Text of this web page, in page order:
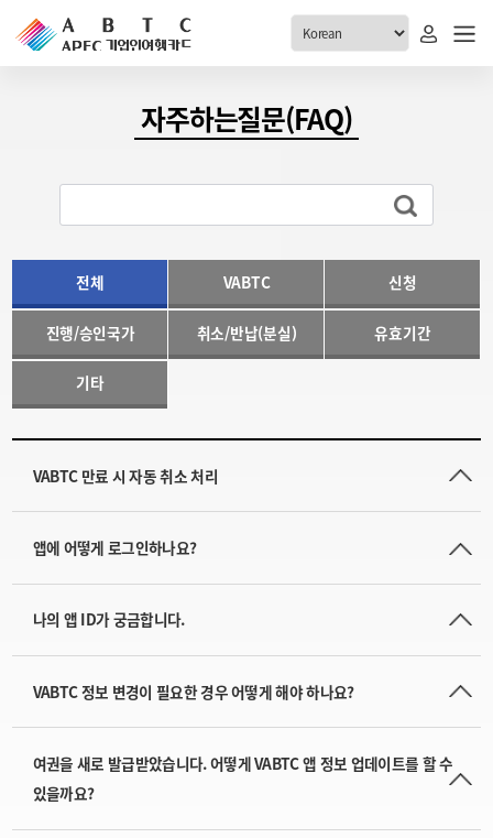
ABTC 전체메뉴
발급 자격요건
신규발급 안내
재발급 안내
취소/반납 안내
취소
고객센터
공지사항
자주하는질문(FAQ)
전체 VABTC 신청
진행/승인국가 취소/반납(분실) 유효기간
기타
VABTC 만료 시 자동 취소 처리
앱에 어떻게 로그인하나요?
나의 앱 ID가 궁금합니다.
VABTC 정보 변경이 필요한 경우 어떻게 해야 하나요?
여권을 새로 발급받았습니다. 어떻게 VABTC 앱 정보 업데이트를 할 수
있을까요?